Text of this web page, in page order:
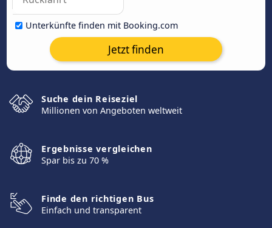
Unterkünfte finden mit Booking.com
Jetzt finden
Suche dein Reiseziel
Millionen von Angeboten weltweit
Ergebnisse vergleichen
Spar bis zu 70 %
Finde den richtigen Bus
Einfach und transparent